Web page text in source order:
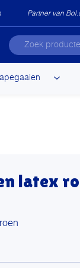
Partner van
latex